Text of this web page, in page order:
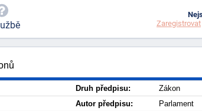
Druh předpisu:
Zákon
Autor předpisu:
Parlament
Zaregistrovat